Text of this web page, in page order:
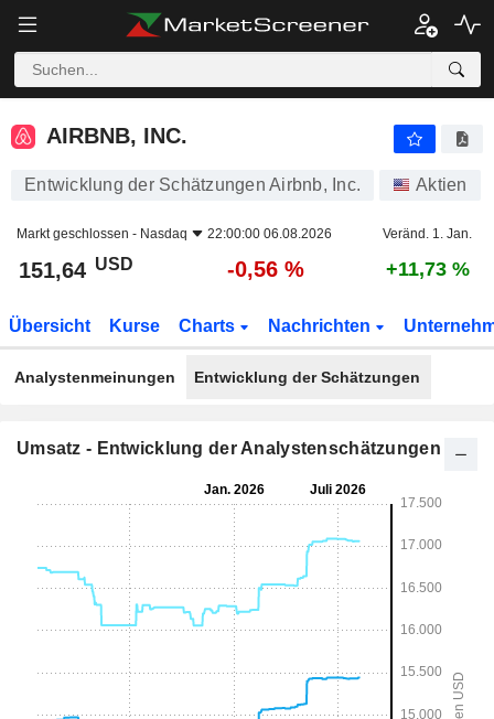
AIRBNB, INC.
AIRBNB, INC.
Entwicklung der Schätzungen Airbnb, Inc. Aktien
Markt geschlossen - Nasdaq 22:00:00 06.08.2026 Veränd. 1. Jan.
151,64 USD -0,56 % +11,73 %
Übersicht Kurse Charts Nachrichten
Analystenmeinungen Entwicklung der Schätzungen
Umsatz - Entwicklung der Analystenschätzungen